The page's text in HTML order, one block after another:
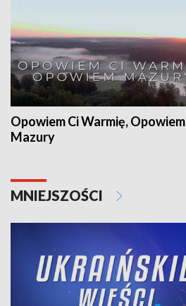
Opowiem Ci Warmię, Opowiem
Mazury
MNIEJSZOŚCI